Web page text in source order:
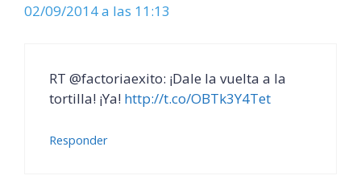
02/09/2014 a las 11:13
RT @factoriaexito: ¡Dale la vuelta a la
tortilla! ¡Ya! http://t.co/OBTk3Y4Tet
Responder